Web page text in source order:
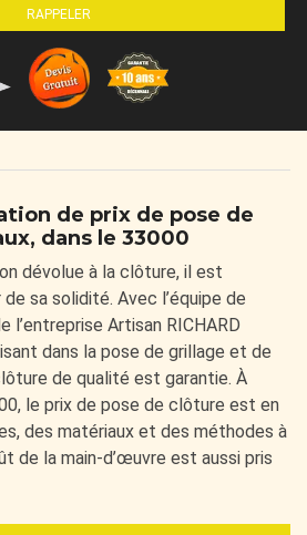
de prix de pose de
dans le 33000
dévolue à la clôture, il est
sa solidité. Avec l’équipe de
l’entreprise Artisan RICHARD
dans la pose de grillage et de
de qualité est garantie. À
le prix de pose de clôture est en
des matériaux et des méthodes à
de la main-d’œuvre est aussi pris